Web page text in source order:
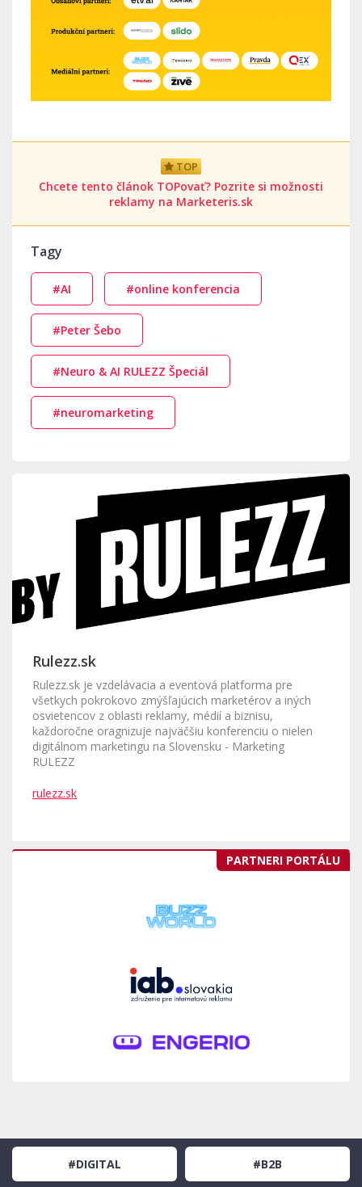
TOP
Chcete tento článok TOPovať? Pozrite si možnosti
reklamy na Marketeris.sk
Tagy
#AI #online konferencia
#Peter Šebo
#Neuro & AI RULEZZ Špeciál
#neuromarketing
Rulezz.sk
Rulezz.sk je vzdelávacia a eventová platforma pre
všetkych pokrokovo zmýšľajúcich marketérov a iných
osvietencov z oblasti reklamy, médií a biznisu,
každoročne oragnizuje najväčšiu konferenciu o nielen
digitálnom marketingu na Slovensku - Marketing
RULEZZ
rulezz.sk
PARTNERI PORTÁLU
#DIGITAL #B2B